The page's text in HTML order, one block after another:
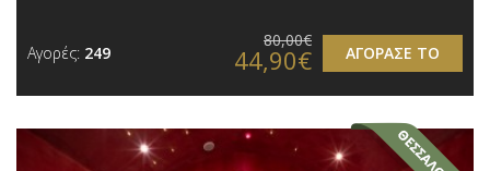
Αγορές: 249 ΑΓΟΡΑΣΕ ΤΟ
80,00€
44,90€